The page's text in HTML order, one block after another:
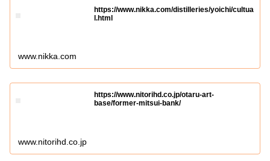
https://www.nikka.com/distilleries/yoichi/cultua
l.html
www.nikka.com
https://www.nitorihd.co.jp/otaru-art-
base/former-mitsui-bank/
www.nitorihd.co.jp